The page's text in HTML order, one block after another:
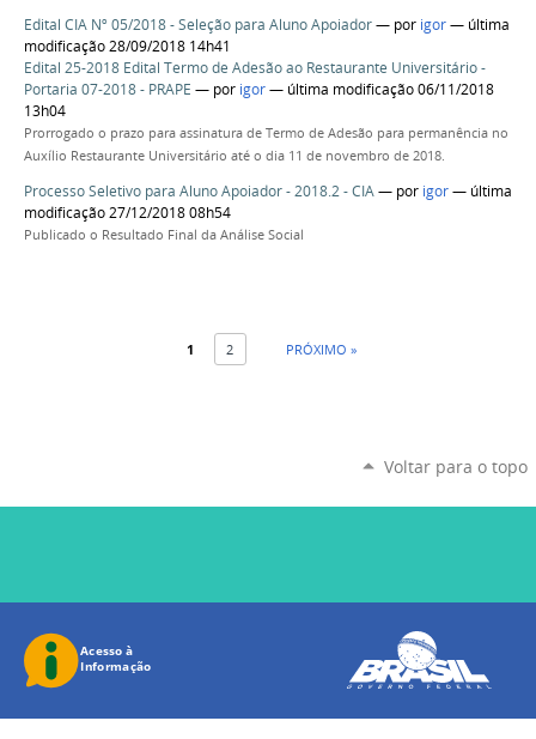
Edital CIA Nº 05/2018 - Seleção para Aluno Apoiador— por igor— última
modificação 28/09/2018 14h41
Edital 25-2018 Edital Termo de Adesão ao Restaurante Universitário -
Portaria 07-2018 - PRAPE — por igor— última modificação 06/11/2018
13h04
Prorrogado o prazo para assinatura de Termo de Adesão para permanência no
Auxílio Restaurante Universitário até o dia 11 de novembro de 2018.
Processo Seletivo para Aluno Apoiador - 2018.2 - CIA— por igor— última
modificação 27/12/2018 08h54
Publicado o Resultado Final da Análise Social
1 2 PRÓXIMO »
Voltar para o topo